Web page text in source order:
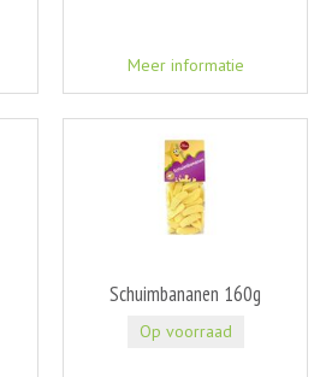
Meer informatie
Schuimbananen 160g
Op voorraad